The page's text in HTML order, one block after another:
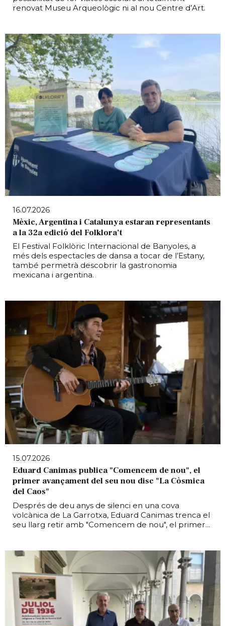
renovat Museu Arqueològic ni al nou Centre d’Art.
16.07.2026
Mèxic, Argentina i Catalunya estaran representants
a la 32a edició del Folklora’t
El Festival Folklòric Internacional de Banyoles, a
més dels espectacles de dansa a tocar de l’Estany,
també permetrà descobrir la gastronomia
mexicana i argentina.
15.07.2026
Eduard Canimas publica "Comencem de nou", el
primer avançament del seu nou disc "La Còsmica
del Caos"
Després de deu anys de silenci en una cova
volcànica de La Garrotxa, Eduard Canimas trenca el
seu llarg retir amb "Comencem de nou", el primer...